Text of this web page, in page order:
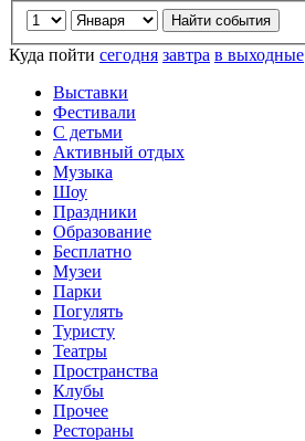
Куда пойти сегодня завтра в выходные
Выставки
Фестивали
С детьми
Активный отдых
Музыка
Шоу
Праздники
Образование
Бесплатно
Музеи
Парки
Погулять
Туристу
Театры
Пространства
Клубы
Прочее
Рестораны